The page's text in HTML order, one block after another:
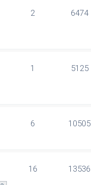
2 6474
1 5125
6 10505
16 13536